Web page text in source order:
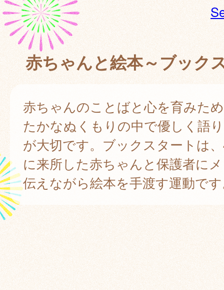
赤ちゃんと絵本～ブック
赤ちゃんのことばと心を育みた
たかなぬくもりの中で優しく語
が大切です。ブックスタートは
に来所した赤ちゃんと保護者に
伝えながら絵本を手渡す運動で